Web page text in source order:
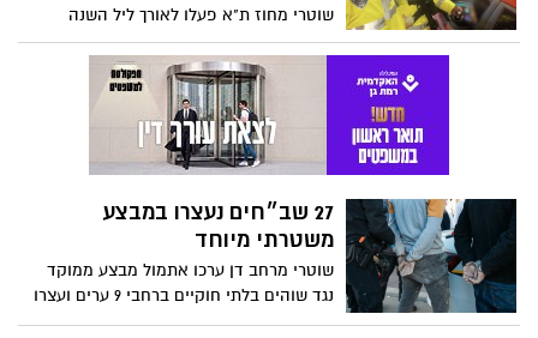
שוטרי מחוז ת"א פעלו לאורך ליל השנה
האזרחית החדשה לשמירה על בטחונם של
המבלים, לצד אכיפה ממוקדת, בדגש לעבירות
תנועה חמורות - 39 נהגים נתפסו נוהגים
27 שב״חים נעצרו במבצע
משטרתי מיוחד
שוטרי מרחב דן ערכו אתמול מבצע ממוקד
נגד שוהים בלתי חוקיים ברחבי 9 ערים ועצרו
27 שוהים בלתי חוקיים